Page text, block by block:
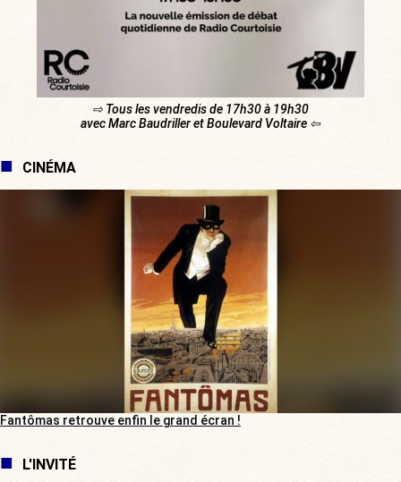
⇨ Tous les vendredis de 17h30 à 19h30
avec Marc Baudriller et Boulevard Voltaire ⇦
CINÉMA
Fantômas retrouve enfin le grand écran !
L'INVITÉ